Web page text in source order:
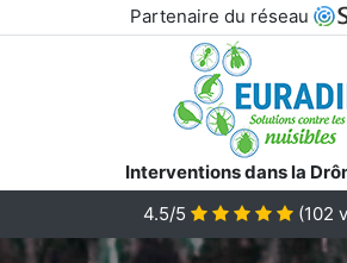
Partenaire du réseau
Interventions dans la
4.5/5
(102